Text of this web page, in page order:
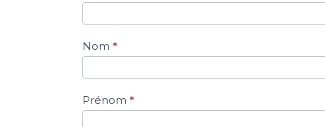
Nom *
Prénom *
humain,
ne
remplissez
pas ce
champ.